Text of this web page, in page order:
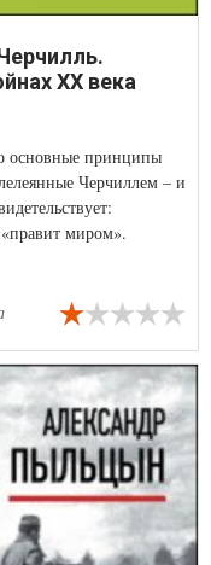
ХХ века
основные принципы
Черчиллем – и
миром».